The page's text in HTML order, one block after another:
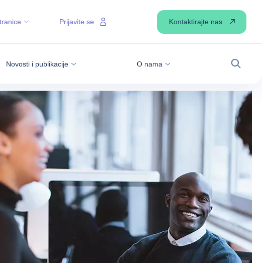
Novosti i publikacije O nama
Prijavite se Kontaktirajte nas